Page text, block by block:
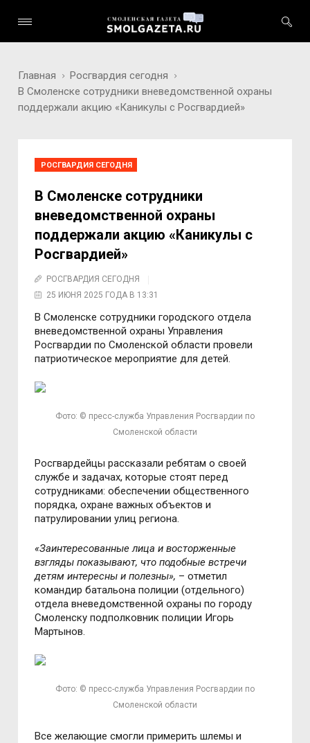
Главная
Росгвардия сегодня
В Смоленске сотрудники вневедомственной охраны
поддержали акцию «Каникулы с Росгвардией»
РОСГВАРДИЯ СЕГОДНЯ
В Смоленске сотрудники
вневедомственной охраны
поддержали акцию «Каникулы с
Росгвардией»
РОСГВАРДИЯ СЕГОДНЯ
25 ИЮНЯ 2025 ГОДА В 13:31
В Смоленске сотрудники городского отдела
вневедомственной охраны Управления
Росгвардии по Смоленской области провели
патриотическое мероприятие для детей.
Фото: © пресс-служба Управления Росгвардии по
Смоленской области
Росгвардейцы рассказали ребятам о своей
службе и задачах, которые стоят перед
сотрудниками: обеспечении общественного
порядка, охране важных объектов и
патрулировании улиц региона.
«Заинтересованные лица и восторженные
взгляды показывают, что подобные встречи
детям интересны и полезны», – отметил
командир батальона полиции (отдельного)
отдела вневедомственной охраны по городу
Смоленску подполковник полиции Игорь
Мартынов.
Фото: © пресс-служба Управления Росгвардии по
Смоленской области
Все желающие смогли примерить шлемы и